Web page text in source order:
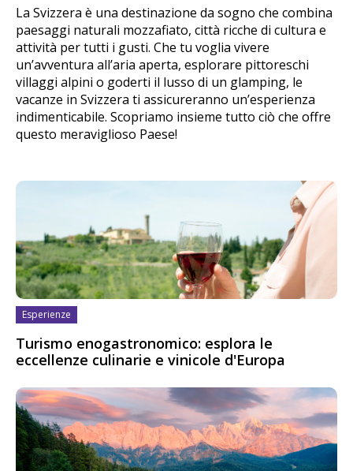
La Svizzera è una destinazione da sogno che combina
paesaggi naturali mozzafiato, città ricche di cultura e
attività per tutti i gusti. Che tu voglia vivere
un’avventura all’aria aperta, esplorare pittoreschi
villaggi alpini o goderti il lusso di un glamping, le
vacanze in Svizzera ti assicureranno un’esperienza
indimenticabile. Scopriamo insieme tutto ciò che offre
questo meraviglioso Paese!
Esperienze
Turismo enogastronomico: esplora le
eccellenze culinarie e vinicole d'Europa